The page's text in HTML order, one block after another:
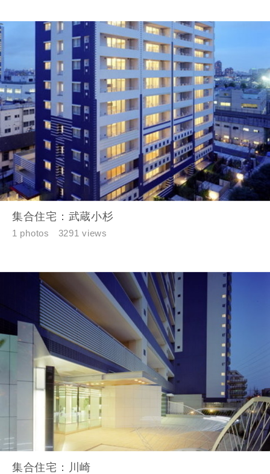
集合住宅：武蔵小杉
1 photos 3291 views
集合住宅：川崎